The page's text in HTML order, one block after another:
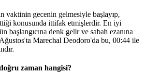
vaktinin gecenin gelmesiyle başlayıp,
konusunda ittifak etmişlerdir. En iyi
başlangıcına denk gelir ve sabah ezanına
Marechal Deodoro'da bu, 00:44 ile
zaman hangisi?